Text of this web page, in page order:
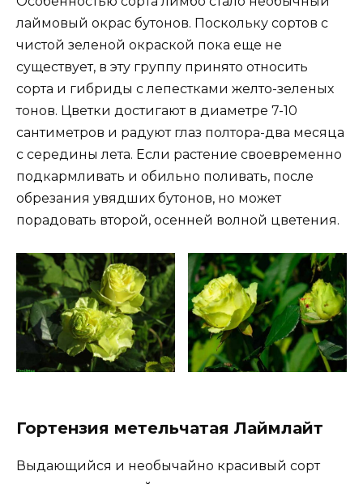
лаймовый окрас бутонов. Поскольку сортов с
чистой зеленой окраской пока еще не
существует, в эту группу принято относить
сорта и гибриды с лепестками желто-зеленых
тонов. Цветки достигают в диаметре 7-10
сантиметров и радуют глаз полтора-два месяца
с середины лета. Если растение своевременно
подкармливать и обильно поливать, после
обрезания увядших бутонов, но может
порадовать второй, осенней волной цветения.
Гортензия метельчатая Лаймлайт
Выдающийся и необычайно красивый сорт